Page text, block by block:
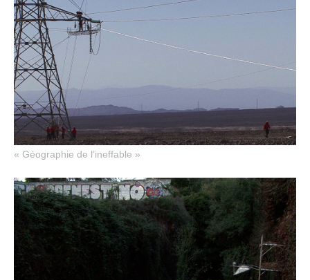
« Géographie de l’ineffable »